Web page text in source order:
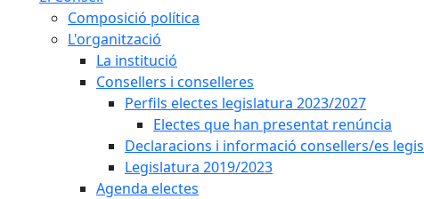
Composició política
L'organització
La institució
Consellers i conselleres
Perfils electes legislatura 2023/2027
Electes que han presentat renúncia
Declaracions i informació consellers/es
Legislatura 2019/2023
Agenda electes